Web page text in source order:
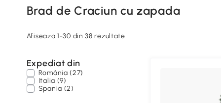
Brad de Craciun cu zapada
Afiseaza 1-30 din 38 rezultate
Expediat din
România (27)
Italia (9)
Spania (2)